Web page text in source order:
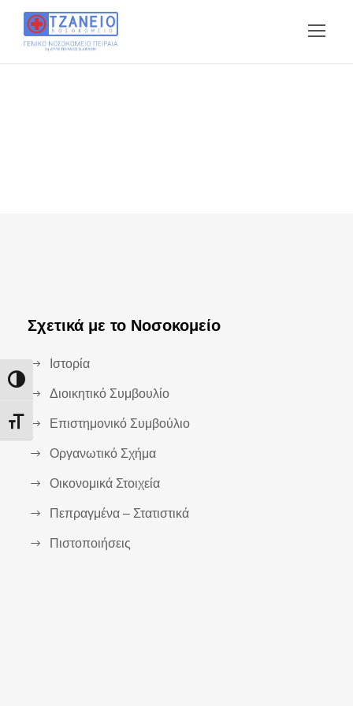
Εναλλαγή Υψηλής Αντίθεσης
Εναλλαγή Μεγέθους Γραμμάτων
Σχετικά με το Νοσοκομείο
Ιστορία
Διοικητικό Συμβουλίο
Επιστημονικό Συμβούλιο
Οργανωτικό Σχήμα
Οικονομικά Στοιχεία
Πεπραγμένα – Στατιστικά
Πιστοποιήσεις